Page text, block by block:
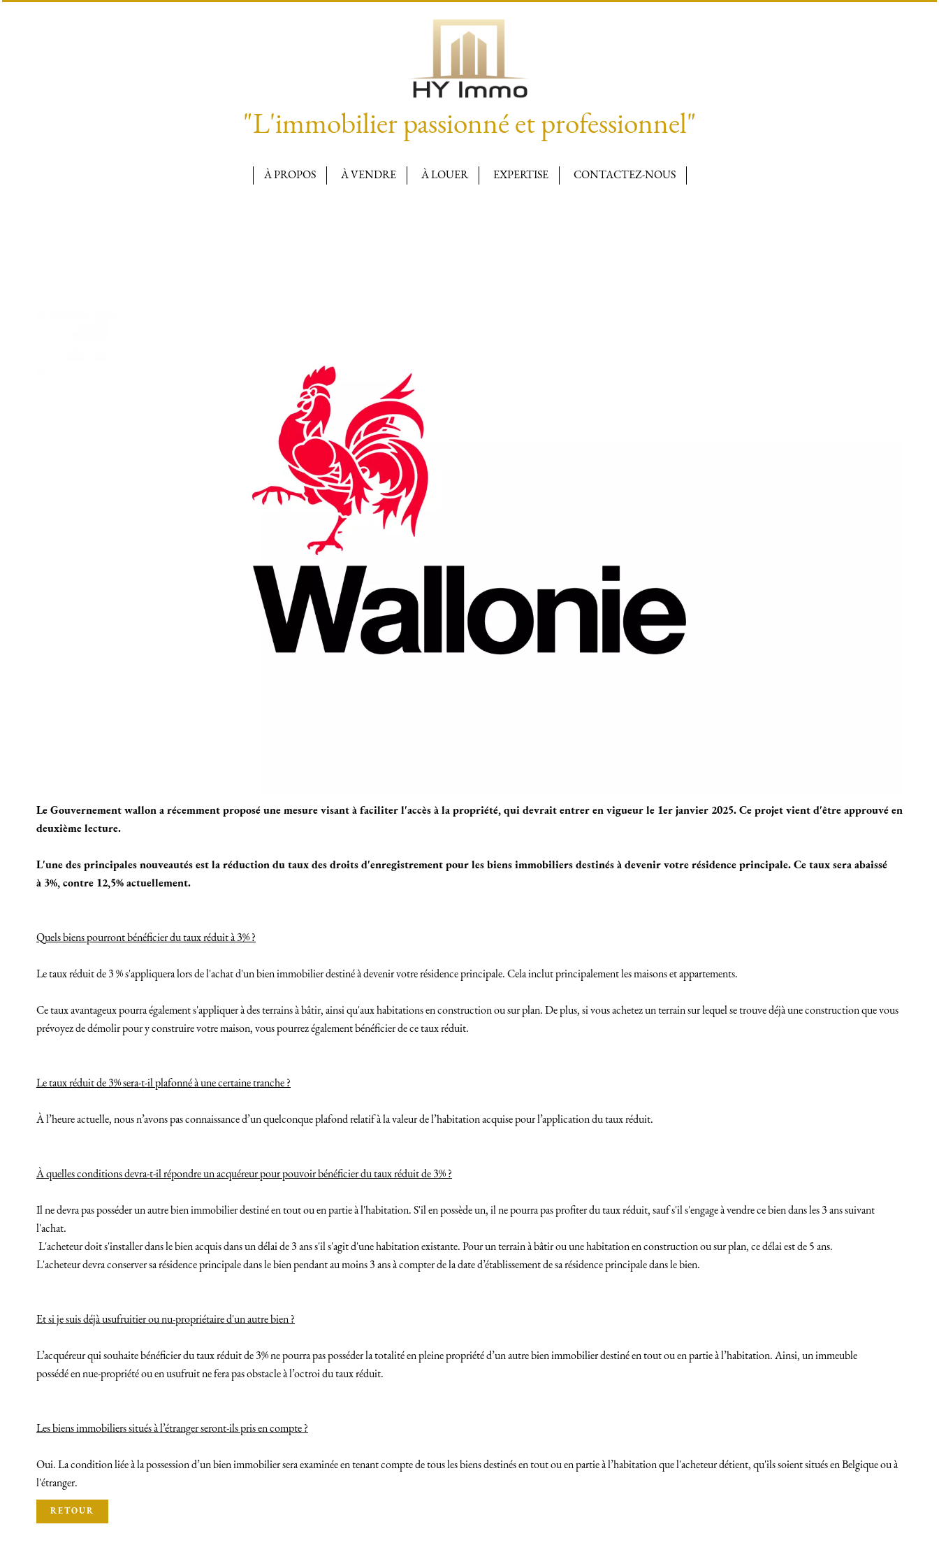
"L'immobilier passionné et professionnel"
À PROPOS À VENDRE À LOUER EXPERTISE CONTACTEZ-NOUS
Le Gouvernement wallon a récemment proposé une mesure visant à faciliter l'accès à la propriété, qui devrait entrer en vigueur le 1er janvier 2025. Ce projet vient d'être approuvé en
deuxième lecture.
L'une des principales nouveautés est la réduction du taux des droits d'enregistrement pour les biens immobiliers destinés à devenir votre résidence principale. Ce taux sera abaissé
à 3%, contre 12,5% actuellement.
Quels biens pourront bénéficier du taux réduit à 3% ?
Le taux réduit de 3 % s'appliquera lors de l'achat d'un bien immobilier destiné à devenir votre résidence principale. Cela inclut principalement les maisons et appartements.
Ce taux avantageux pourra également s'appliquer à des terrains à bâtir, ainsi qu'aux habitations en construction ou sur plan. De plus, si vous achetez un terrain sur lequel se trouve déjà une construction que vous
prévoyez de démolir pour y construire votre maison, vous pourrez également bénéficier de ce taux réduit.
Le taux réduit de 3% sera-t-il plafonné à une certaine tranche ?
À l’heure actuelle, nous n’avons pas connaissance d’un quelconque plafond relatif à la valeur de l’habitation acquise pour l’application du taux réduit.
À quelles conditions devra-t-il répondre un acquéreur pour pouvoir bénéficier du taux réduit de 3% ?
Il ne devra pas posséder un autre bien immobilier destiné en tout ou en partie à l'habitation. S'il en possède un, il ne pourra pas profiter du taux réduit, sauf s'il s'engage à vendre ce bien dans les 3 ans suivant
l'achat.
L'acheteur doit s'installer dans le bien acquis dans un délai de 3 ans s'il s'agit d'une habitation existante. Pour un terrain à bâtir ou une habitation en construction ou sur plan, ce délai est de 5 ans.
L'acheteur devra conserver sa résidence principale dans le bien pendant au moins 3 ans à compter de la date d’établissement de sa résidence principale dans le bien.
Et si je suis déjà usufruitier ou nu-propriétaire d'un autre bien ?
L’acquéreur qui souhaite bénéficier du taux réduit de 3% ne pourra pas posséder la totalité en pleine propriété d’un autre bien immobilier destiné en tout ou en partie à l’habitation. Ainsi, un immeuble
possédé en nue-propriété ou en usufruit ne fera pas obstacle à l’octroi du taux réduit.
Les biens immobiliers situés à l’étranger seront-ils pris en compte ?
Oui. La condition liée à la possession d’un bien immobilier sera examinée en tenant compte de tous les biens destinés en tout ou en partie à l’habitation que l'acheteur détient, qu'ils soient situés en Belgique ou à
l'étranger.
RETOUR